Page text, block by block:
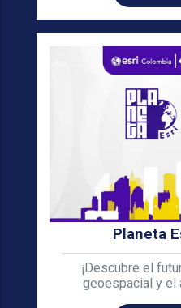
Planeta
¡Descubre el
geoespacial y el